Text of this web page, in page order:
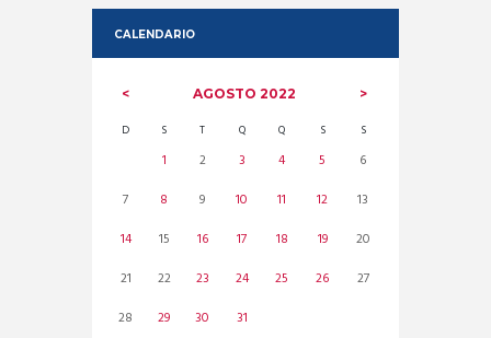
CALENDARIO
AGOSTO 2022
D S T Q Q S S
1 2 3 4 5
6
7
8 9 10 11 12
13
14
15 16 17 18 19
20
21
22 23 24 25 26
27
28
29 30 31